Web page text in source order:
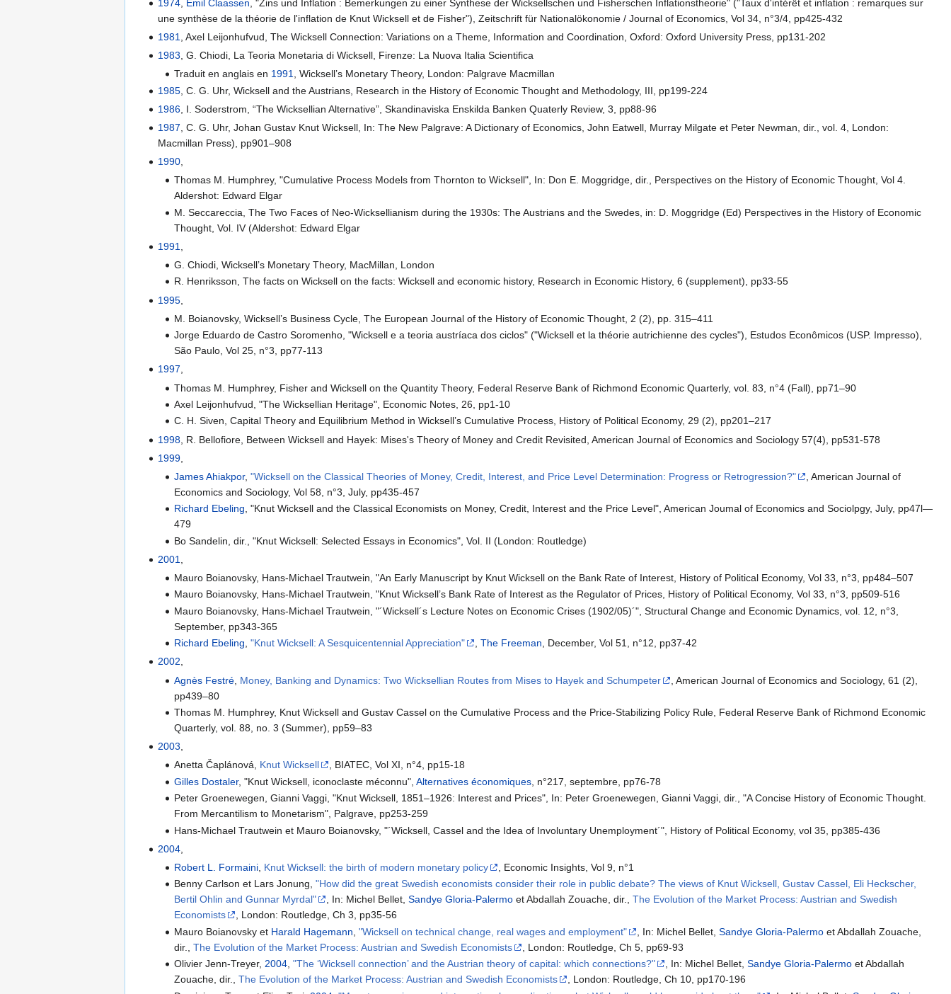
1974 Emil Claassen , "Zins und Inflation : Bemerkungen zu einer Synthese der Wicksellschen und Fisherschen Inflationstheorie" ("Taux d'intérêt et inflation : remarques sur
une synthèse de la théorie de l'inflation de Knut Wicksell et de Fisher"), Zeitschrift für Nationalökonomie / Journal of Economics, Vol 34, n°3/4, pp425-432
1981
, Axel Leijonhufvud, The Wicksell Connection: Variations on a Theme, Information and Coordination, Oxford: Oxford University Press, pp131-202
1983 , G. Chiodi, La Teoria Monetaria di Wicksell, Firenze: La Nuova Italia Scientifica
Traduit en anglais en 1991
, Wicksell’s Monetary Theory, London: Palgrave Macmillan
1985 , C. G. Uhr, Wicksell and the Austrians, Research in the History of Economic Thought and Methodology, III, pp199-224
1986 , I. Soderstrom, “The Wicksellian Alternative”, Skandinaviska Enskilda Banken Quaterly Review, 3, pp88-96
1987 , C. G. Uhr, Johan Gustav Knut Wicksell, In: The New Palgrave: A Dictionary of Economics, John Eatwell, Murray Milgate et Peter Newman, dir., vol. 4, London:
Macmillan Press), pp901–908
1990
Thomas M. Humphrey, "Cumulative Process Models from Thornton to Wicksell", In: Don E. Moggridge, dir., Perspectives on the History of Economic Thought, Vol 4.
Aldershot: Edward Elgar
M. Seccareccia, The Two Faces of Neo-Wicksellianism during the 1930s: The Austrians and the Swedes, in: D. Moggridge (Ed) Perspectives in the History of Economic
Thought, Vol. IV (Aldershot: Edward Elgar
1991
G. Chiodi, Wicksell’s Monetary Theory, MacMillan, London
R. Henriksson, The facts on Wicksell on the facts: Wicksell and economic history, Research in Economic History, 6 (supplement), pp33-55
1995
M. Boianovsky, Wicksell’s Business Cycle, The European Journal of the History of Economic Thought, 2 (2), pp. 315–411
Jorge Eduardo de Castro Soromenho, "Wicksell e a teoria austríaca dos ciclos" ("Wicksell et la théorie autrichienne des cycles"), Estudos Econômicos (USP. Impresso),
São Paulo, Vol 25, n°3, pp77-113
1997,
Thomas M. Humphrey, Fisher and Wicksell on the Quantity Theory, Federal Reserve Bank of Richmond Economic Quarterly, vol. 83, n°4 (Fall), pp71–90
Axel Leijonhufvud, "The Wicksellian Heritage", Economic Notes, 26, pp1-10
C. H. Siven, Capital Theory and Equilibrium Method in Wicksell’s Cumulative Process, History of Political Economy, 29 (2), pp201–217
1998 , R. Bellofiore, Between Wicksell and Hayek: Mises's Theory of Money and Credit Revisited, American Journal of Economics and Sociology 57(4), pp531-578
1999
James Ahiakpor, "Wicksell on the Classical Theories of Money, Credit, Interest, and Price Level Determination: Progress or Retrogression?"
, American Journal of
Economics and Sociology, Vol 58, n°3, July, pp435-457
Richard Ebeling, "Knut Wicksell and the Classical Economists on Money, Credit, Interest and the Price Level", American Joumal of Economics and Sociolpgy, July, pp47l—
479
Bo Sandelin, dir., "Knut Wicksell: Selected Essays in Economics", Vol. II (London: Routledge)
2001
Mauro Boianovsky, Hans-Michael Trautwein, "An Early Manuscript by Knut Wicksell on the Bank Rate of Interest, History of Political Economy, Vol 33, n°3, pp484–507
Mauro Boianovsky, Hans-Michael Trautwein, "Knut Wicksell’s Bank Rate of Interest as the Regulator of Prices, History of Political Economy, Vol 33, n°3, pp509-516
Mauro Boianovsky, Hans-Michael Trautwein, "´Wicksell´s Lecture Notes on Economic Crises (1902/05)´", Structural Change and Economic Dynamics, vol. 12, n°3,
September, pp343-365
Richard Ebeling, "Knut Wicksell: A Sesquicentennial Appreciation" , The Freeman, December, Vol 51, n°12, pp37-42
2002,
Agnès Festré, Money, Banking and Dynamics: Two Wicksellian Routes from Mises to Hayek and Schumpeter
, American Journal of Economics and Sociology, 61 (2),
pp439–80
Thomas M. Humphrey, Knut Wicksell and Gustav Cassel on the Cumulative Process and the Price-Stabilizing Policy Rule, Federal Reserve Bank of Richmond Economic
Quarterly, vol. 88, no. 3 (Summer), pp59–83
2003,
Anetta Čaplánová, Knut Wicksell
, BIATEC, Vol XI, n°4, pp15-18
Gilles Dostaler, "Knut Wicksell, iconoclaste méconnu", Alternatives économiques, n°217, septembre, pp76-78
Peter Groenewegen, Gianni Vaggi, "Knut Wicksell, 1851–1926: Interest and Prices", In: Peter Groenewegen, Gianni Vaggi, dir., "A Concise History of Economic Thought.
From Mercantilism to Monetarism", Palgrave, pp253-259
Hans-Michael Trautwein et Mauro Boianovsky, "´Wicksell, Cassel and the Idea of Involuntary Unemployment´", History of Political Economy, vol 35, pp385-436
2004
Robert L. Formaini, Knut Wicksell: the birth of modern monetary policy
, Economic Insights, Vol 9, n°1
Benny Carlson et Lars Jonung, "How did the great Swedish economists consider their role in public debate? The views of Knut Wicksell, Gustav Cassel, Eli Heckscher,
Bertil Ohlin and Gunnar Myrdal"
, In: Michel Bellet, Sandye Gloria-Palermoet Abdallah Zouache, dir., The Evolution of the Market Process: Austrian and Swedish
Economists
, London: Routledge, Ch 3, pp35-56
Mauro Boianovsky et Harald Hagemann "Wicksell on technical change, real wages and employment" , In: Michel Bellet, Sandye Gloria-Palermoet Abdallah Zouache,
dir., The Evolution of the Market Process: Austrian and Swedish Economists
, London: Routledge, Ch 5, pp69-93
Olivier Jenn-Treyer, 2004, "The ‘Wicksell connection’ and the Austrian theory of capital: which connections?" , In: Michel Bellet, Sandye Gloria-Palermoet Abdallah
Zouache, dir., The Evolution of the Market Process: Austrian and Swedish Economists
, London: Routledge, Ch 10, pp170-196